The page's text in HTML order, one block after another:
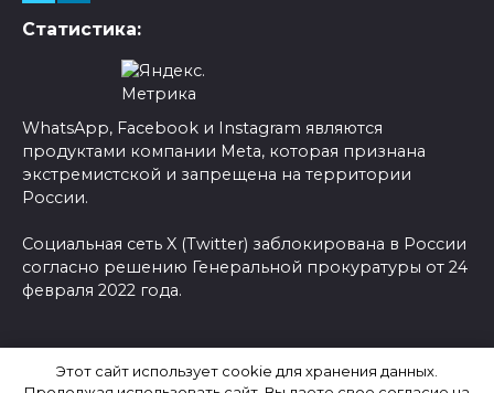
Статистика:
WhatsApp, Facebook и Instagram являются
продуктами компании Meta, которая признана
экстремистской и запрещена на территории
России.
Социальная сеть X (Twitter) заблокирована в России
согласно решению Генеральной прокуратуры от 24
февраля 2022 года.
Последние новости России
Этот сайт использует cookie для хранения данных.